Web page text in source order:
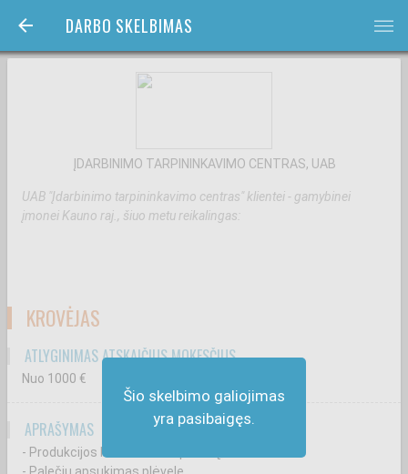
DARBO SKELBIMAS bars
Šio skelbimo galiojimas
yra pasibaigęs.
ĮDARBINIMO TARPININKAVIMO CENTRAS, UAB
UAB "Įdarbinimo tarpininkavimo centras" klientei - gamybinei
įmonei Kauno raj., šiuo metu reikalingas:
KROVĖJAS
ATLYGINIMAS ATSKAIČIUS MOKESČIUS
Nuo 1000 €
APRAŠYMAS
- Produkcijos krovimas ant palečių;